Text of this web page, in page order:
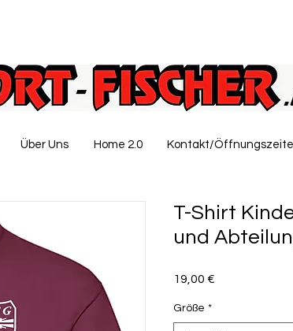
Über Uns Home 2.0 Kontakt/
T-Shirt
und
19,00 €
Größe *